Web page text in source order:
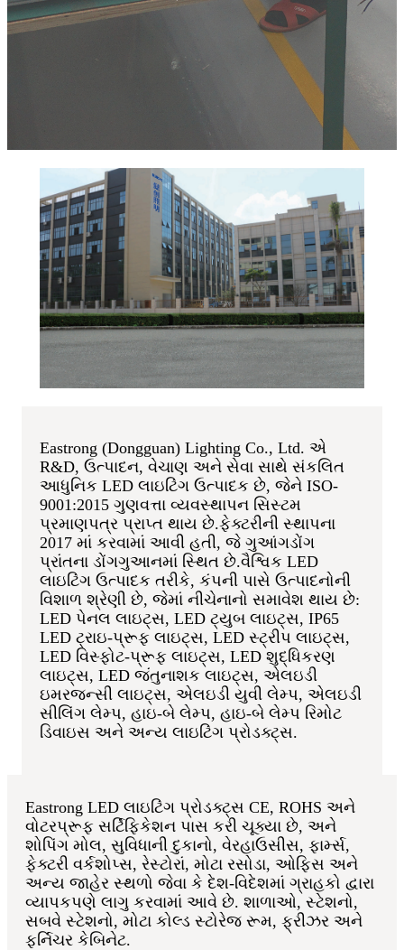
Eastrong (Dongguan) Lighting Co., Ltd. એ
R&D, ઉત્પાદન, વેચાણ અને સેવા સાથે સંકલિત
આધુનિક LED લાઇટિંગ ઉત્પાદક છે, જેને ISO-
9001:2015 ગુણવત્તા વ્યવસ્થાપન સિસ્ટમ
પ્રમાણપત્ર પ્રાપ્ત થાય છે.ફેક્ટરીની સ્થાપના
2017 માં કરવામાં આવી હતી, જે ગુઆંગડોંગ
પ્રાંતના ડોંગગુઆનમાં સ્થિત છે.વૈશ્વિક LED
લાઇટિંગ ઉત્પાદક તરીકે, કંપની પાસે ઉત્પાદનોની
વિશાળ શ્રેણી છે, જેમાં નીચેનાનો સમાવેશ થાય છે:
LED પેનલ લાઇટ્સ, LED ટ્યુબ લાઇટ્સ, IP65
LED ટ્રાઇ-પ્રૂફ લાઇટ્સ, LED સ્ટ્રીપ લાઇટ્સ,
LED વિસ્ફોટ-પ્રૂફ લાઇટ્સ, LED શુદ્ધિકરણ
લાઇટ્સ, LED જંતુનાશક લાઇટ્સ, એલઇડી
ઇમરજન્સી લાઇટ્સ, એલઇડી યુવી લેમ્પ, એલઇડી
સીલિંગ લેમ્પ, હાઇ-બે લેમ્પ, હાઇ-બે લેમ્પ રિમોટ
ડિવાઇસ અને અન્ય લાઇટિંગ પ્રોડક્ટ્સ.
Eastrong LED લાઇટિંગ પ્રોડક્ટ્સ CE, ROHS અને
વોટરપ્રૂફ સર્ટિફિકેશન પાસ કરી ચૂક્યા છે, અને
શોપિંગ મોલ, સુવિધાની દુકાનો, વેરહાઉસીસ, ફાર્મ્સ,
ફેક્ટરી વર્કશોપ્સ, રેસ્ટોરાં, મોટા રસોડા, ઓફિસ અને
અન્ય જાહેર સ્થળો જેવા કે દેશ-વિદેશમાં ગ્રાહકો દ્વારા
વ્યાપકપણે લાગુ કરવામાં આવે છે. શાળાઓ, સ્ટેશનો,
સબવે સ્ટેશનો, મોટા કોલ્ડ સ્ટોરેજ રૂમ, ફ્રીઝર અને
ફર્નિચર કેબિનેટ.